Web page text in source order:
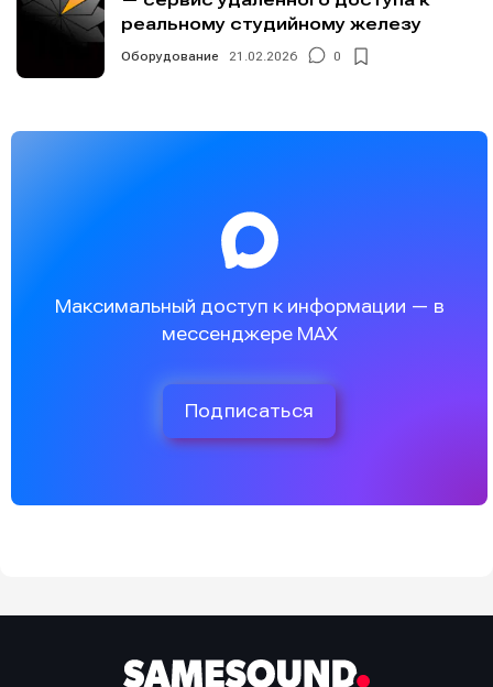
реальному студийному железу
Оборудование 21.02.2026 0
Максимальный доступ к информации — в
мессенджере MAX
Подписаться